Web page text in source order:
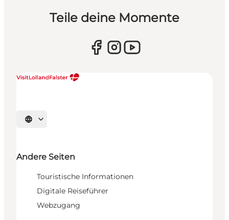
Teile deine Momente
Sprache auswählen
Andere Seiten
Touristische Informationen
Digitale Reiseführer
Webzugang